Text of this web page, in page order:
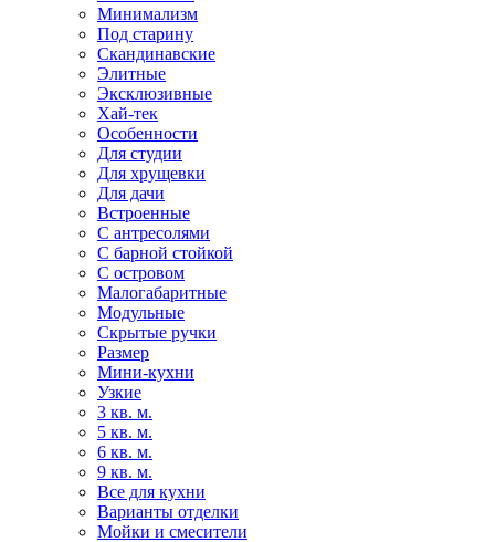
Минимализм
Под старину
Скандинавские
Элитные
Эксклюзивные
Хай-тек
Особенности
Для студии
Для хрущевки
Для дачи
Встроенные
С антресолями
С барной стойкой
С островом
Малогабаритные
Модульные
Скрытые ручки
Размер
Мини-кухни
Узкие
3 кв. м.
5 кв. м.
6 кв. м.
9 кв. м.
Все для кухни
Варианты отделки
Мойки и смесители